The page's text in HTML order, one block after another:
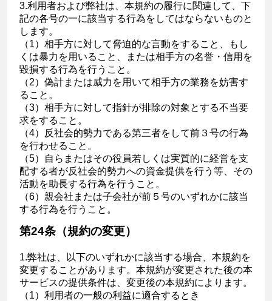
3.利用者および弊社は、本規約の履行に関連して、下
記の各号の一に該当する行為をしてはならないものと
します。
（1）相手方に対して脅迫的な言動をすること、もし
くは暴力を用いること、または相手方の名誉・信用を
毀損する行為を行うこと。
（2）偽計または威力を用いて相手方の業務を妨害す
ること。
（3）相手方に対して指針が排除の対象とする不当要
求をすること。
（4）反社会的勢力である第三者をして前３号の行為
を行わせること。
（5）自らまたはその役員若しくは実質的に経営を支
配する者が反社会的勢力への資金提供を行う等、その
活動を助長する行為を行うこと。
（6）親会社または子会社が前５号のいずれかに該当
する行為を行うこと。
第24条（規約の変更）
1.弊社は、以下のいずれかに該当する場合、本規約を
変更することがあります。本規約が変更された後の本
サービスの提供条件は、変更後の本規約によります。
（1）利用者の一般の利益に適合するとき